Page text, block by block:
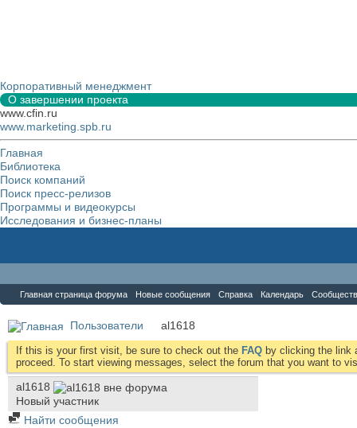
Корпоративный менеджмент
О завершении проекта
www.cfin.ru
www.marketing.spb.ru
Главная
Библиотека
Поиск компаний
Поиск пресс-релизов
Программы и видеокурсы
Исследования и бизнес-планы
Главная страница форума Новые сообщения Справка Календарь
Пользователи al1618
If this is your first visit, be sure to check out the FAQ by clicking the link
proceed. To start viewing messages, select the forum that you want to
al1618
Новый участник
Найти сообщения